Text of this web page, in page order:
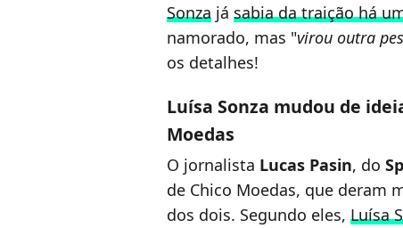
Sonza já sabia da traição há
namorado, mas "virou outra
os detalhes!
Luísa Sonza mudou de
Moedas
O jornalista Lucas Pasin, do
de Chico Moedas, que deram
dos dois. Segundo eles, Luísa